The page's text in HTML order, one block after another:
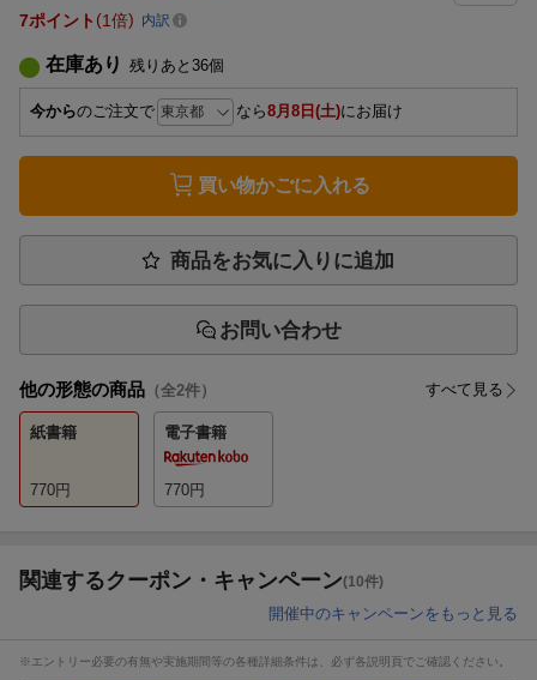
7ポイント 1倍 内訳
在庫あり 残りあと 36個
今からのご注文で なら8月8日(土)にお届け
買い物かごに入れる
商品をお気に入りに追加
お問い合わせ
他の形態の商品 （全2件） すべて見る
紙書籍
770円
電子書籍
770円
関連するクーポン・キャンペーン(10件)
開催中のキャンペーンをもっと見る
※エントリー必要の有無や実施期間等の各種詳細条件は、必ず各説明頁でご確認ください。